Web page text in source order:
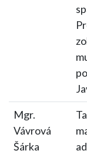
Mgr.
Vávrová
Šárka